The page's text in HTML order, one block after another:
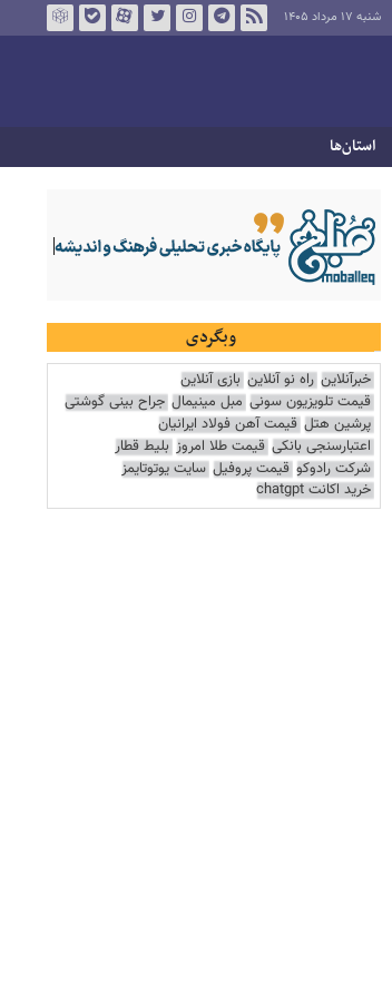
شنبه ۱۷ مرداد ۱۴۰۵
استان‌ها
وبگردی
خبرآنلاین راه نو آنلاین بازی آنلاین
قیمت تلویزیون سونی مبل مینیمال جراح بینی گوشتی
پرشین هتل قیمت آهن فولاد ایرانیان
اعتبارسنجی بانکی قیمت طلا امروز بلیط قطار
شرکت رادوکو قیمت پروفیل سایت یوتوتایمز
خرید اکانت chatgpt